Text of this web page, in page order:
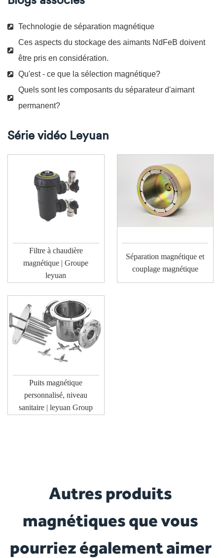
Technologie de séparation magnétique
Ces aspects du stockage des aimants NdFeB doivent
être pris en considération.
Qu'est - ce que la sélection magnétique?
Quels sont les composants du séparateur d'aimant
permanent?
Série vidéo Leyuan
Filtre à chaudière
magnétique | Groupe
leyuan
Séparation magnétique et
couplage magnétique
Puits magnétique
personnalisé, niveau
sanitaire | leyuan Group
Autres produits
magnétiques que vous
pourriez également aimer